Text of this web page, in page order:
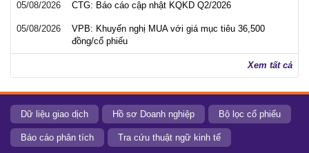
05/08/2026 CTG: Báo cáo cập nhật KQKD Q2/2026
05/08/2026
VPB: Khuyến nghị MUA với giá mục tiêu 36,500
đồng/cổ phiếu
Xem tất cả
Dữ liệu giao dịch Hồ sơ Doanh nghiệp Bộ lọc cổ phiếu
Báo cáo phân tích Tra cứu thuật ngữ kinh tế